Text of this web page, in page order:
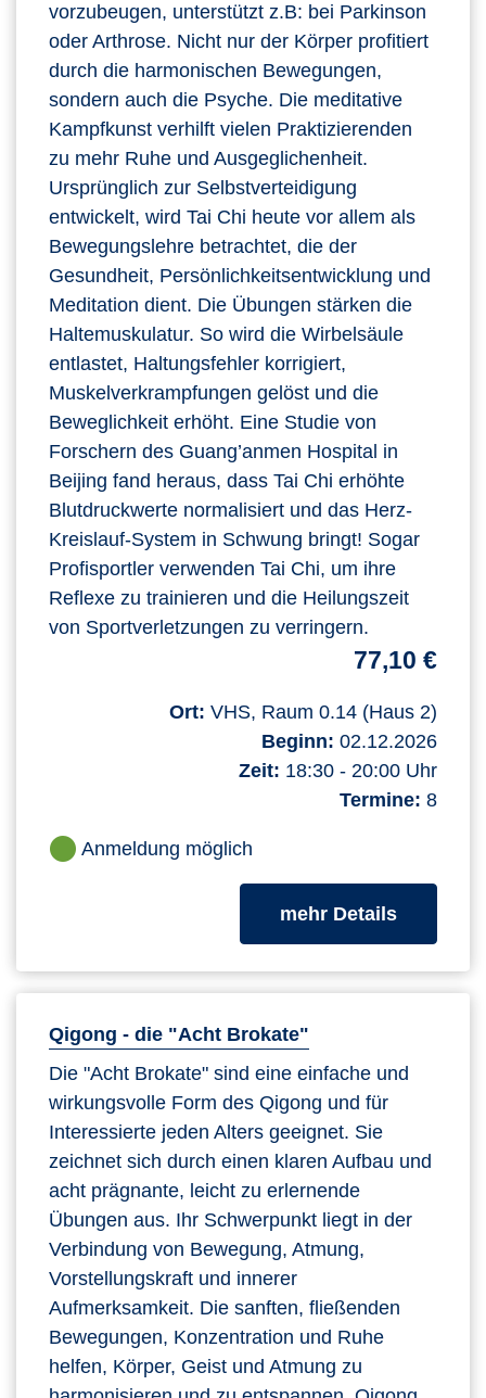
vorzubeugen, unterstützt z.B: bei Parkinson
oder Arthrose. Nicht nur der Körper profitiert
durch die harmonischen Bewegungen,
sondern auch die Psyche. Die meditative
Kampfkunst verhilft vielen Praktizierenden
zu mehr Ruhe und Ausgeglichenheit.
Ursprünglich zur Selbstverteidigung
entwickelt, wird Tai Chi heute vor allem als
Bewegungslehre betrachtet, die der
Gesundheit, Persönlichkeitsentwicklung und
Meditation dient. Die Übungen stärken die
Haltemuskulatur. So wird die Wirbelsäule
entlastet, Haltungsfehler korrigiert,
Muskelverkrampfungen gelöst und die
Beweglichkeit erhöht. Eine Studie von
Forschern des Guang’anmen Hospital in
Beijing fand heraus, dass Tai Chi erhöhte
Blutdruckwerte normalisiert und das Herz-
Kreislauf-System in Schwung bringt! Sogar
Profisportler verwenden Tai Chi, um ihre
Reflexe zu trainieren und die Heilungszeit
von Sportverletzungen zu verringern.
77,10 €
Ort: VHS, Raum 0.14 (Haus 2)
Beginn: 02.12.2026
Zeit: 18:30 - 20:00 Uhr
Termine: 8
Anmeldung möglich
mehr Detailszum
Qigong - die "Acht Brokate"
Die "Acht Brokate" sind eine einfache und
wirkungsvolle Form des Qigong und für
Interessierte jeden Alters geeignet. Sie
zeichnet sich durch einen klaren Aufbau und
acht prägnante, leicht zu erlernende
Übungen aus. Ihr Schwerpunkt liegt in der
Verbindung von Bewegung, Atmung,
Vorstellungskraft und innerer
Aufmerksamkeit. Die sanften, fließenden
Bewegungen, Konzentration und Ruhe
helfen, Körper, Geist und Atmung zu